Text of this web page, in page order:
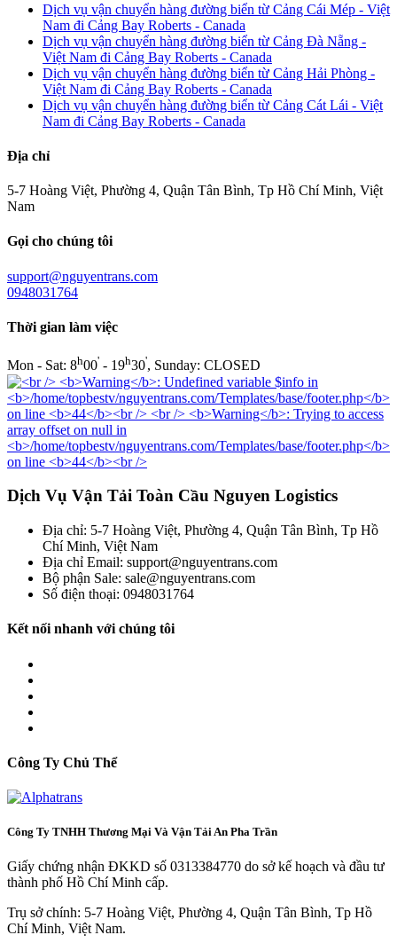
Dịch vụ vận chuyển hàng đường biển từ Cảng Cái Mép - Việt
Nam đi Cảng Bay Roberts - Canada
Dịch vụ vận chuyển hàng đường biển từ Cảng Đà Nẵng -
Việt Nam đi Cảng Bay Roberts - Canada
Dịch vụ vận chuyển hàng đường biển từ Cảng Hải Phòng -
Việt Nam đi Cảng Bay Roberts - Canada
Dịch vụ vận chuyển hàng đường biển từ Cảng Cát Lái - Việt
Nam đi Cảng Bay Roberts - Canada
Địa chỉ
5-7 Hoàng Việt, Phường 4, Quận Tân Bình, Tp Hồ Chí Minh, Việt
Nam
Gọi cho chúng tôi
support@nguyentrans.com
0948031764
Thời gian làm việc
Mon - Sat: 8h00' - 19h30', Sunday: CLOSED
Dịch Vụ Vận Tải Toàn Cầu Nguyen Logistics
Địa chỉ: 5-7 Hoàng Việt, Phường 4, Quận Tân Bình, Tp Hồ
Chí Minh, Việt Nam
Địa chỉ Email: support@nguyentrans.com
Bộ phận Sale: sale@nguyentrans.com
Số điện thoại: 0948031764
Kết nối nhanh với chúng tôi
Công Ty Chủ Thể
Công Ty TNHH Thương Mại Và Vận Tải An Pha Trần
Giấy chứng nhận ĐKKD số 0313384770 do sở kế hoạch và đầu tư
thành phố Hồ Chí Minh cấp.
Trụ sở chính: 5-7 Hoàng Việt, Phường 4, Quận Tân Bình, Tp Hồ
Chí Minh, Việt Nam.